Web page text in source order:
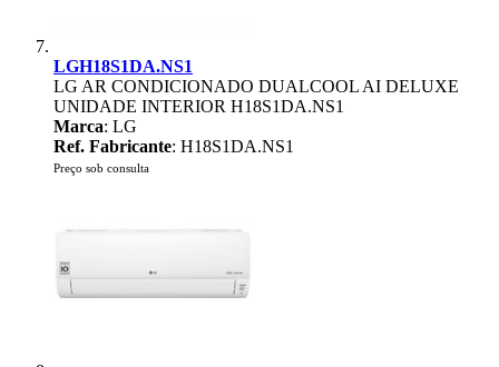
LGH18S1DA.NS1
LG AR CONDICIONADO DUALCOOL AI DELUXE
UNIDADE INTERIOR H18S1DA.NS1
Marca: LG
Ref. Fabricante: H18S1DA.NS1
Preço sob consulta